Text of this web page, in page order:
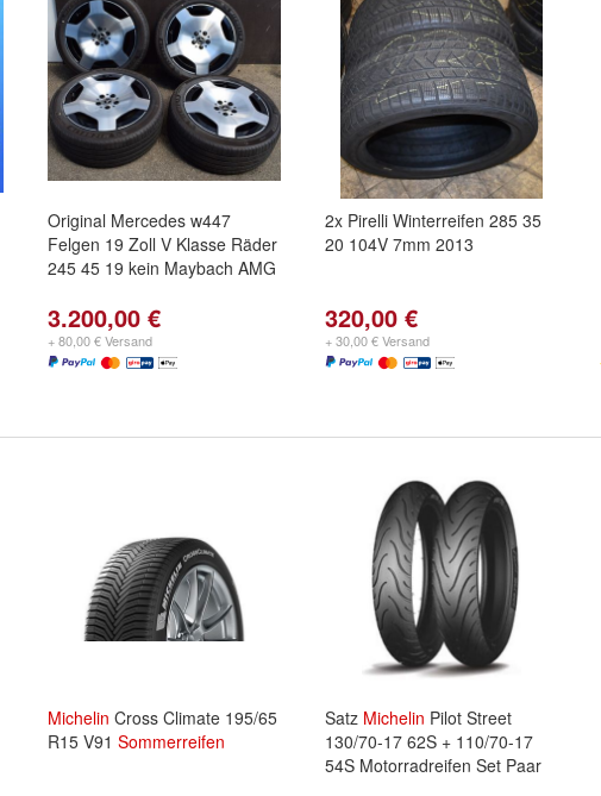
Original Mercedes w447
Felgen 19 Zoll V Klasse Räder
245 45 19 kein Maybach AMG
3.200,00 €
+ 80,00 € Versand
2x Pirelli Winterreifen 285 35
20 104V 7mm 2013
320,00 €
+ 30,00 € Versand
Michelin Cross Climate 195/65
R15 V91 Sommerreifen
Satz Michelin Pilot Street
130/70-17 62S + 110/70-17
54S Motorradreifen Set Paar